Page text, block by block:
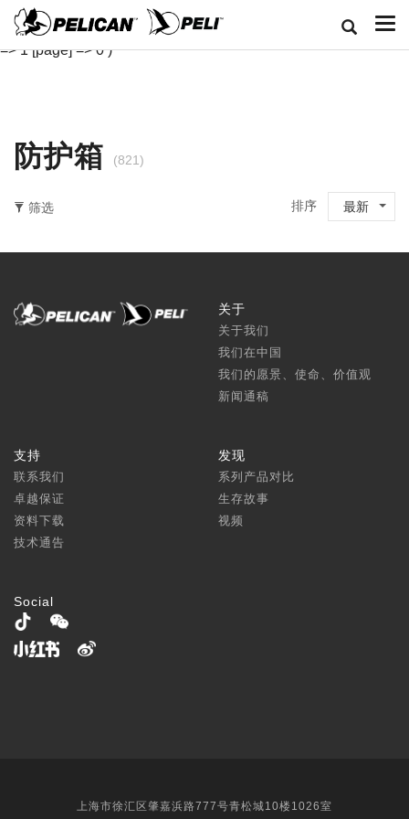
Array ( [classid] => 1 [cj] => 11 [length] => 0-147 [width] => 0-
147 [depth] => 0-66 [rl] => 0 [pz] => 0 [cpll] => 7 [bb] => 0 [sort]
=> 1 [page] => 0 )
防护箱 (821)
筛选 排序 最新
关于
关于我们
我们在中国
我们的愿景、使命、价值观
新闻通稿
支持
联系我们
卓越保证
资料下载
技术通告
发现
系列产品对比
生存故事
视频
Social
上海市徐汇区肇嘉浜路777号青松城10楼1026室